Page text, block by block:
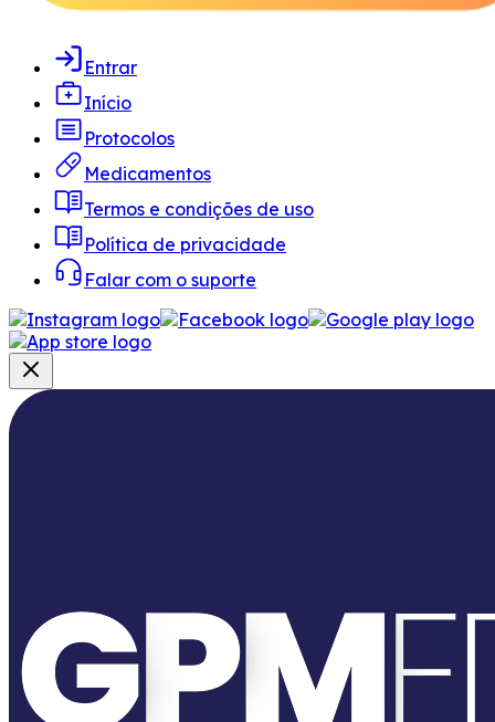
Entrar
Início
Protocolos
Medicamentos
Termos e condições de uso
Política de privacidade
Falar com o suporte